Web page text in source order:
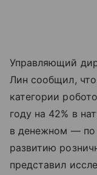
Управляющий
Лин сообщил,
категории
году на 42% в
в денежном — по
развитию
представил